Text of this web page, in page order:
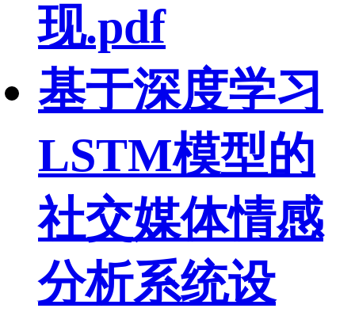
现.pdf
基于深度学习
LSTM模型的
社交媒体情感
分析系统设